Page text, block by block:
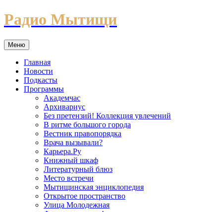
Перейти
к
Радио Мытищи
Меню
Главная
Новости
Подкасты
Программы
Академчас
Архивариус
Без претензий! Коллекция увлечений
В ритме большого города
Вестник правопорядка
Врача вызывали?
Карьера.Ру
Книжный шкаф
Литературный блюз
Место встречи
Мытищинская энциклопедия
Открытое пространство
Улица Молодежная